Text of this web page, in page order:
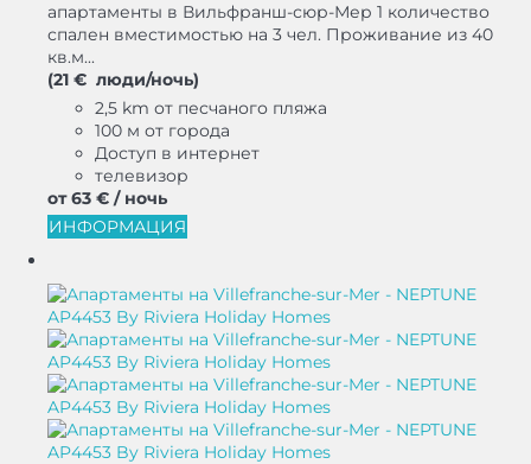
апартаменты в Вильфранш-сюр-Мер 1 количество
спален вместимостью на 3 чел. Проживание из 40
кв.м...
(21 € люди/ночь)
2,5 km от песчаного пляжа
100 м от города
Доступ в интернет
телевизор
от 63 € / ночь
ИНФОРМАЦИЯ